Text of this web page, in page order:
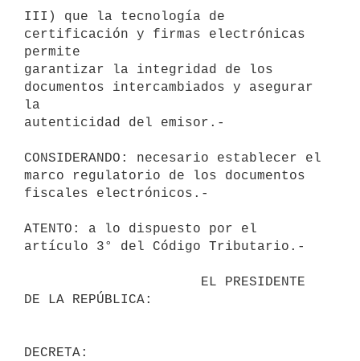
III) que la tecnología de
certificación y firmas electrónicas
permite
garantizar la integridad de los
documentos intercambiados y asegurar
la
autenticidad del emisor.-
CONSIDERANDO: necesario establecer el
marco regulatorio de los documentos
fiscales electrónicos.-
ATENTO: a lo dispuesto por el
artículo 3° del Código Tributario.-
DE LA REPÚBLICA:
DECRETA: